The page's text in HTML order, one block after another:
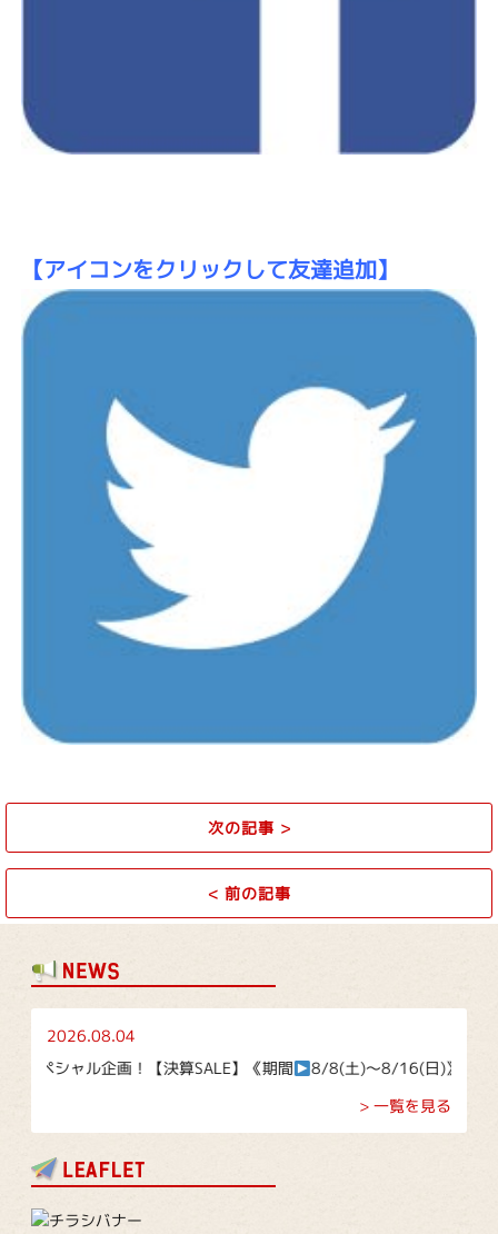
【アイコンをクリックして友達追加】
次の記事 >
< 前の記事
2026.08.04
画！【決算SALE】《期間
8/8(土)～8/16(日)》
> 一覧を見る